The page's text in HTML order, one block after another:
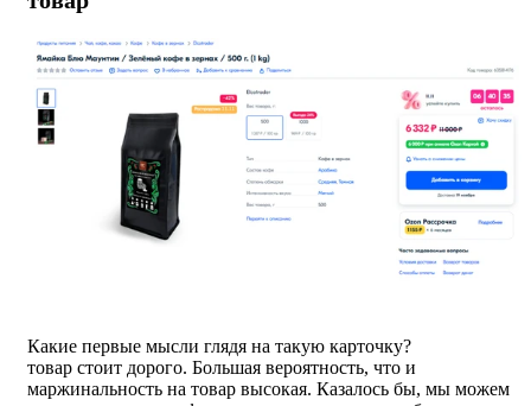
Какие первые мысли глядя на такую карточку?
товар стоит дорого. Большая вероятность, что и
маржинальность на товар высокая. Казалось бы, мы можем